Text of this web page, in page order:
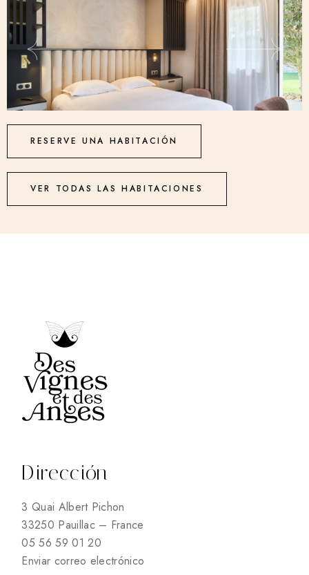
RESERVE UNA HABITACIÓN
VER TODAS LAS HABITACIONES
Dirección
3 Quai Albert Pichon
33250 Pauillac – France
05 56 59 01 20
Enviar correo electrónico